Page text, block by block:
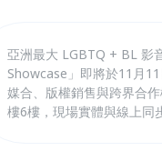
亞洲最大 LGBTQ + BL 影
Showcase」即將於11月
媒合、版權銷售與跨界合
樓6樓，現場實體與線上同